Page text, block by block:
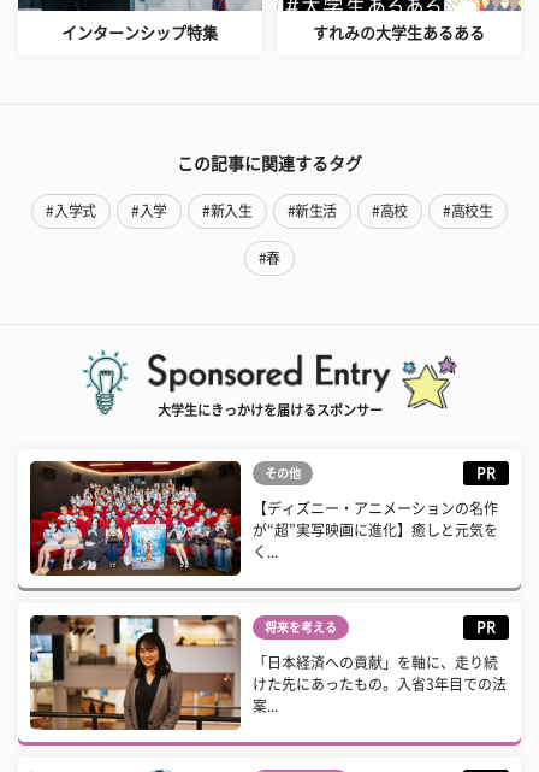
インターンシップ特集 すれみの大学生あるある
この記事に関連するタグ
#入学式 #入学 #新入生 #新生活 #高校 #高校生
#春
大学生にきっかけを届けるスポンサー
その他 PR
【ディズニー・アニメーションの名作
が“超”実写映画に進化】癒しと元気を
く...
将来を考える PR
「日本経済への貢献」を軸に、走り続
けた先にあったもの。入省3年目での法
案...